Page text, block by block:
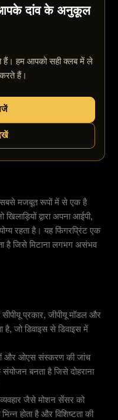
आपके दांव के अनुकूल
हैं। हम आपको सही क्लब में ले
हैं।
सबसे मजबूत रूपों में से एक है
द्वारा अपना आईपी,
रहता है। यह फिंगरप्रिंट एक
है जिसे मिटाना लगभग असंभव
प्रकार, जीपीयू मॉडल और
है, जो डिवाइस से डिवाइस में
और ओएस संस्करण की जांच
बनता है जिसे दोहराना
जैसे मोशन सेंसर को
होता है और विशिष्टता की